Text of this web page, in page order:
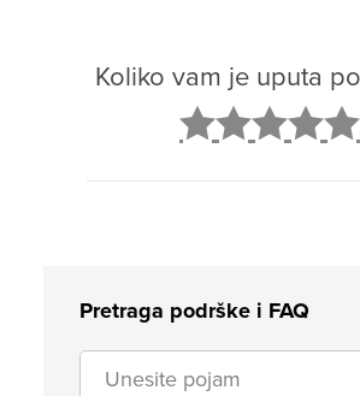
Koliko vam je uputa
Pretraga podrške i FAQ